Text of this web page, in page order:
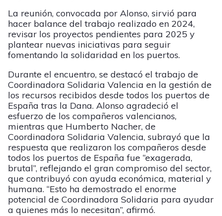
La reunión, convocada por Alonso, sirvió para
hacer balance del trabajo realizado en 2024,
revisar los proyectos pendientes para 2025 y
plantear nuevas iniciativas para seguir
fomentando la solidaridad en los puertos.
Durante el encuentro, se destacó el trabajo de
Coordinadora Solidaria Valencia en la gestión de
los recursos recibidos desde todos los puertos de
España tras la Dana. Alonso agradeció el
esfuerzo de los compañeros valencianos,
mientras que Humberto Nacher, de
Coordinadora Solidaria Valencia, subrayó que la
respuesta que realizaron los compañeros desde
todos los puertos de España fue “exagerada,
brutal”, reflejando el gran compromiso del sector,
que contribuyó con ayuda económica, material y
humana. “Esto ha demostrado el enorme
potencial de Coordinadora Solidaria para ayudar
a quienes más lo necesitan”, afirmó.